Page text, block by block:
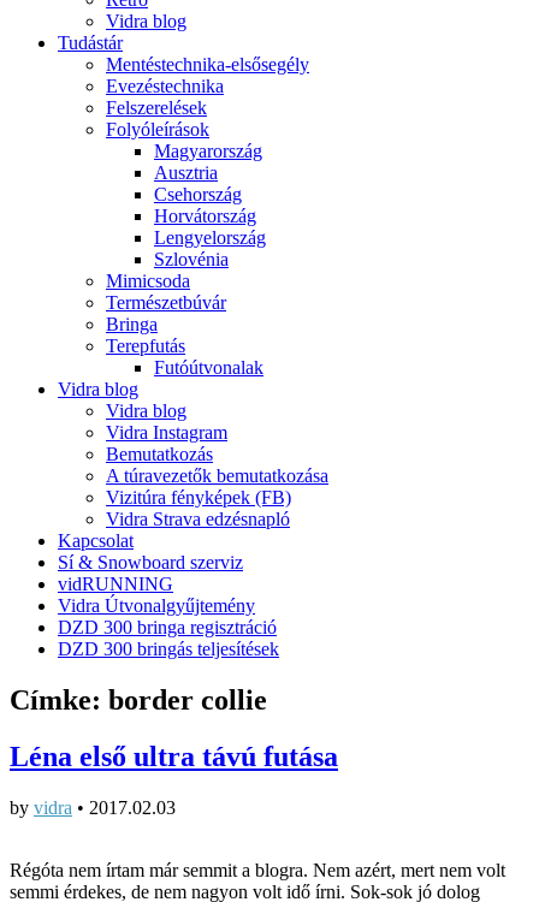
Vidra blog
Tudástár
Mentéstechnika-elsősegély
Evezéstechnika
Felszerelések
Folyóleírások
Magyarország
Ausztria
Csehország
Horvátország
Lengyelország
Szlovénia
Mimicsoda
Természetbúvár
Bringa
Terepfutás
Futóútvonalak
Vidra blog
Vidra blog
Vidra Instagram
Bemutatkozás
A túravezetők bemutatkozása
Vizitúra fényképek (FB)
Vidra Strava edzésnapló
Kapcsolat
Sí & Snowboard szerviz
vidRUNNING
Vidra Útvonalgyűjtemény
DZD 300 bringa regisztráció
DZD 300 bringás teljesítések
Címke: border collie
Léna első ultra távú futása
by vidra • 2017.02.03
Régóta nem írtam már semmit a blogra. Nem azért, mert nem volt
semmi érdekes, de nem nagyon volt idő írni. Sok-sok jó dolog